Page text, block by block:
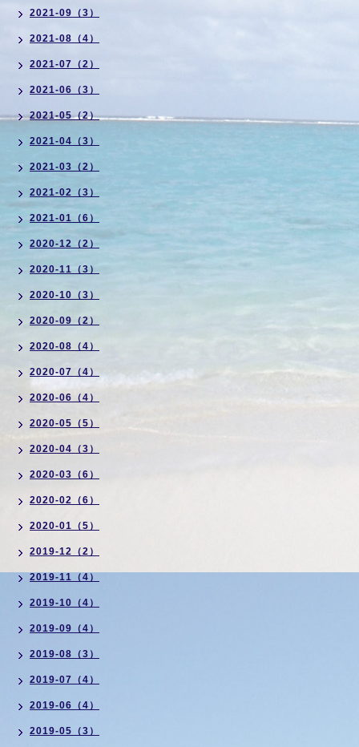
2021-09（3）
2021-08（4）
2021-07（2）
2021-06（3）
2021-05（2）
2021-04（3）
2021-03（2）
2021-02（3）
2021-01（6）
2020-12（2）
2020-11（3）
2020-10（3）
2020-09（2）
2020-08（4）
2020-07（4）
2020-06（4）
2020-05（5）
2020-04（3）
2020-03（6）
2020-02（6）
2020-01（5）
2019-12（2）
2019-11（4）
2019-10（4）
2019-09（4）
2019-08（3）
2019-07（4）
2019-06（4）
2019-05（3）